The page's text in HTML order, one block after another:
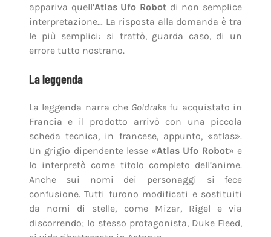
appariva quell’Atlas Ufo Robot di non semplice
interpretazione… La risposta alla domanda è tra
le più semplici: si trattò, guarda caso, di un
errore tutto nostrano.
La leggenda
La leggenda narra che Goldrake fu acquistato in
Francia e il prodotto arrivò con una piccola
scheda tecnica, in francese, appunto, «atlas».
Un grigio dipendente lesse «Atlas Ufo Robot» e
lo interpretò come titolo completo dell’anime.
Anche sui nomi dei personaggi si fece
confusione. Tutti furono modificati e sostituiti
da nomi di stelle, come Mizar, Rigel e via
discorrendo; lo stesso protagonista, Duke Fleed,